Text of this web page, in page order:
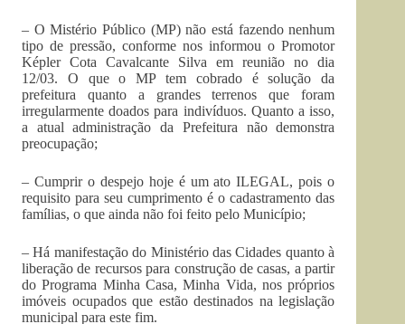
– O Mistério Público (MP) não está fazendo nenhum
tipo de pressão, conforme nos informou o Promotor
Képler Cota Cavalcante Silva em reunião no dia
12/03. O que o MP tem cobrado é solução da
prefeitura quanto a grandes terrenos que foram
irregularmente doados para indivíduos. Quanto a isso,
a atual administração da Prefeitura não demonstra
preocupação;
– Cumprir o despejo hoje é um ato ILEGAL, pois o
requisito para seu cumprimento é o cadastramento das
famílias, o que ainda não foi feito pelo Município;
– Há manifestação do Ministério das Cidades quanto à
liberação de recursos para construção de casas, a partir
do Programa Minha Casa, Minha Vida, nos próprios
imóveis ocupados que estão destinados na legislação
municipal para este fim.